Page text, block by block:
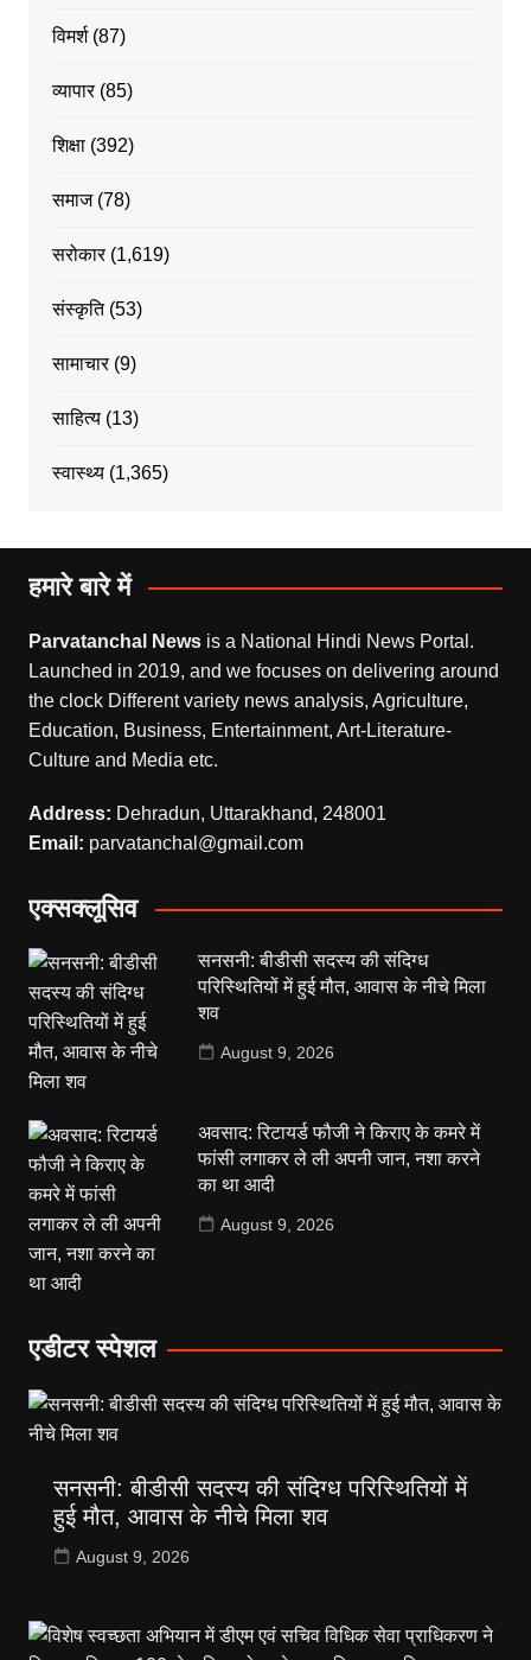
विमर्श(87)
व्यापार(85)
शिक्षा(392)
समाज(78)
सरोकार(1,619)
संस्कृति(53)
सामाचार(9)
साहित्य(13)
स्वास्थ्य(1,365)
हमारे बारे में
Parvatanchal Newsis a National Hindi News Portal.
Launched in 2019, and we focuses on delivering around
the clock Different variety news analysis, Agriculture,
Education, Business, Entertainment, Art-Literature-
Culture and Media etc.
Address: Dehradun, Uttarakhand, 248001
Email: parvatanchal@gmail.com
एक्सक्लूसिव
सनसनी: बीडीसी सदस्य की संदिग्ध
परिस्थितियों में हुई मौत, आवास के नीचे मिला
शव
August 9, 2026
अवसाद: रिटायर्ड फौजी ने किराए के कमरे में
फांसी लगाकर ले ली अपनी जान, नशा करने
का था आदी
August 9, 2026
एडीटर स्पेशल
सनसनी: बीडीसी सदस्य की संदिग्ध परिस्थितियों में
हुई मौत, आवास के नीचे मिला शव
August 9, 2026